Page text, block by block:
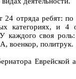
24 отряда ребят:
категориях, и 4
каждого своя
военкор, политрук.
Еврейской